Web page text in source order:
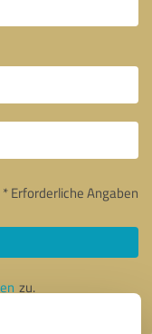
* Erforderliche Angaben
zu.